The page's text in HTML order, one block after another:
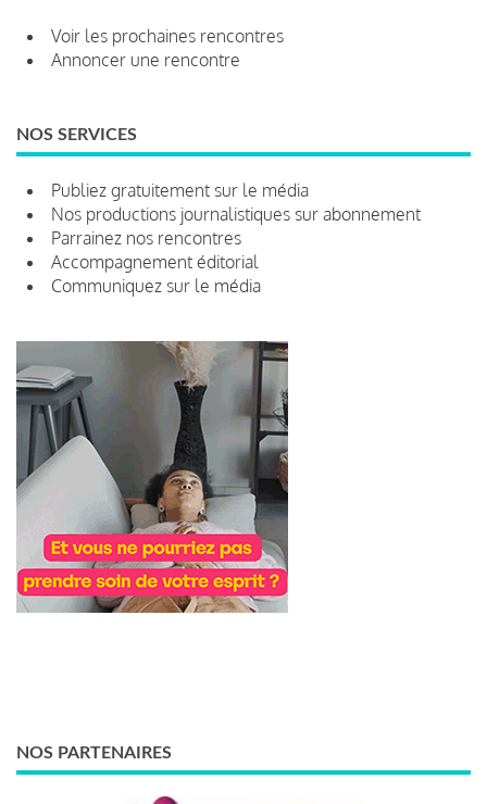
Voir les prochaines rencontres
Annoncer une rencontre
NOS SERVICES
Publiez gratuitement sur le média
Nos productions journalistiques sur abonnement
Parrainez nos rencontres
Accompagnement éditorial
Communiquez sur le média
NOS PARTENAIRES